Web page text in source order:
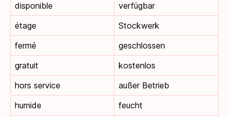
disponible
verfügbar
étage
Stockwerk
fermé
geschlossen
gratuit
kostenlos
hors service
außer Betrieb
humide
feucht